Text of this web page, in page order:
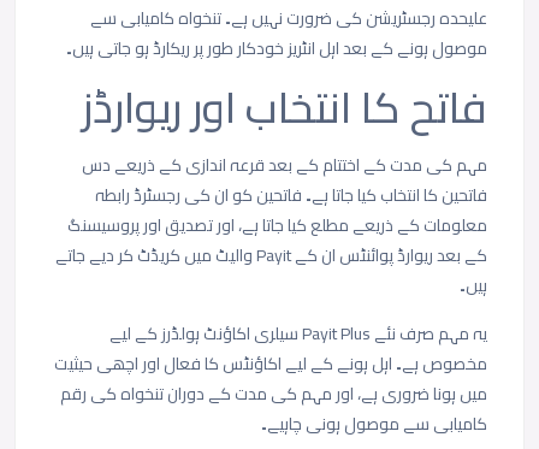
علیحدہ رجسٹریشن کی ضرورت نہیں ہے۔ تنخواہ کامیابی سے
موصول ہونے کے بعد اہل انٹریز خودکار طور پر ریکارڈ ہو جاتی ہیں۔
فاتحکا انتخاباورریوارڈز
مہمکیمدتکےاختتامکےبعدقرعہاندازیکےذریعےدس
فاتحینکاانتخابکیاجاتاہے۔فاتحینکوانکیرجسٹرڈرابطہ
معلوماتکےذریعےمطلعکیاجاتاہے،اورتصدیقاورپروسیسنگ
کےبعدریوارڈپوائنٹسانکےPayit والیٹمیںکریڈٹکردیےجاتے
ہیں۔
یہمہمصرفنئے سیلریاکاؤنٹہولڈرزکےلیے
مخصوصہے۔اہلہونےکےلیےاکاؤنٹسکافعالاوراچھیحیثیت
میںہوناضروریہے،اورمہمکیمدتکےدورانتنخواہکیرقم
کامیابیسےموصولہونیچاہیے۔